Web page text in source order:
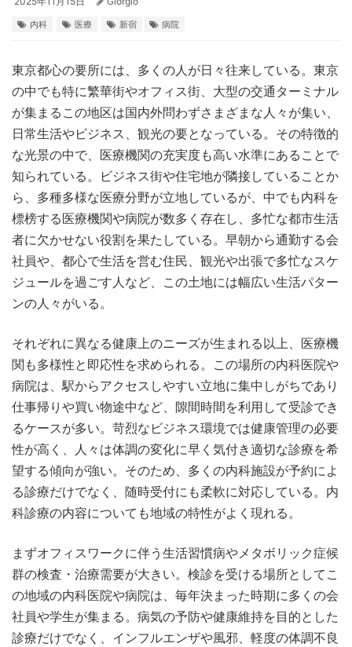
内科 医療 新宿 病院
東京都心の要所には、多くの人が日々往来している。 東京
の中でも特に繁華街やオフィス街、大型の交通ターミナル
が集まるこの地区は国内外問わずさまざまな人々が集い、
日常生活やビジネス、観光の要となっている。その特徴的
な光景の中で、医療機関の充実度も高い水準にあることで
知られている。ビジネス街や住宅地が隣接していることか
ら、多種多様な医療分野が立地しているが、中でも内科を
標榜する医療機関や病院が数多く存在し、多忙な都市生活
者に欠かせない役割を果たしている。早朝から通勤する会
社員や、都心で生活を営む住民、観光や出張で多忙なスケ
ジュールを過ごす人など、この土地には幅広い生活パター
ンの人々がいる。
それぞれに異なる健康上のニーズが生まれる以上、医療機
関も多様性と即応性を求められる。この場所の内科医院や
病院は、駅からアクセスしやすい立地に集中しがちであり
仕事帰りや買い物途中など、隙間時間を利用して受診でき
るケースが多い。苛烈なビジネス環境では健康管理の必要
性が高く、人々は体調の変化に早く気付き適切な診療を希
望する傾向が強い。そのため、多くの内科施設が予約によ
る診療だけでなく、随時受付にも柔軟に対応している。内
科診療の内容についても地域の特性がよく現れる。
まずオフィスワークに伴う生活習慣病やメタボリック症候
群の検査・治療需要が大きい。検診を受ける場所としてこ
の地域の内科医院や病院は、毎年決まった時期に多くの会
社員や学生が集まる。病気の予防や健康維持を目的とした
診療だけでなく、インフルエンザや風邪、軽度の体調不良